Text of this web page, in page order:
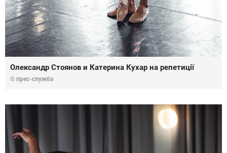
Олександр Стоянов и Катерина Кухар на репетиції
© прес-служба